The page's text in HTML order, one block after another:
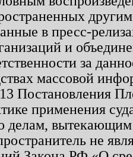
в пресс-
и
за
массовой
Постановления
применения
вытекающим
не